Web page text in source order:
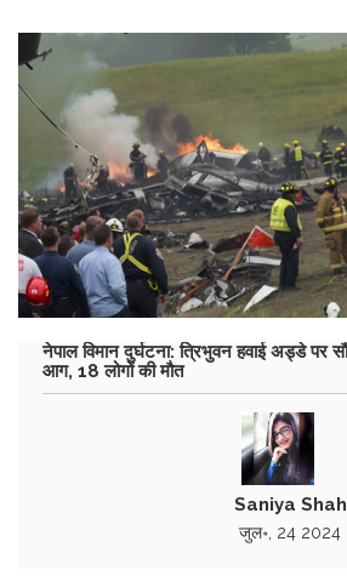
नेपाल विमान दुर्घटना: त्रिभुवन हवाई अड्डे पर
आग, 18 लोगों की मौत
Saniya Shah
जुल॰, 24 2024